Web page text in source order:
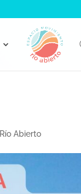
Río Abierto